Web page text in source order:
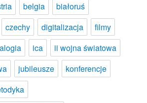
belgia
białoruś
czechy digitalizacja
filmy
ica
ii wojna światowa
jubileusze
konferencje